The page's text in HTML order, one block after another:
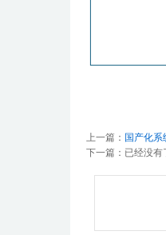
上一篇： 国产化
下一篇：已经没有